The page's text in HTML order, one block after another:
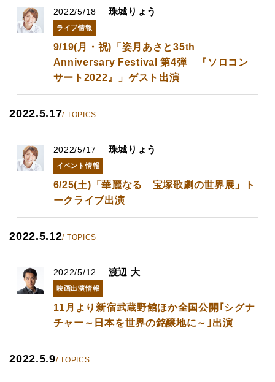
2022/5/18 珠城りょう
ライブ情報
9/19(月・祝)「姿月あさと35th
Anniversary Festival 第4弾 『ソロコン
サート2022』」ゲスト出演
2022.5.17/ TOPICS
2022/5/17 珠城りょう
イベント情報
6/25(土)「華麗なる 宝塚歌劇の世界展」ト
ークライブ出演
2022.5.12/ TOPICS
2022/5/12 渡辺 大
映画出演情報
11月より新宿武蔵野館ほか全国公開｢シグナ
チャー～日本を世界の銘醸地に～｣出演
2022.5.9/ TOPICS